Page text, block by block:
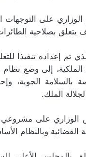
بصلاحية الطائرات
تم إعداده تنفيذا
الملكية، إلى وضع
بالسلامة
الملك.
على مشروعي
وبالنظام